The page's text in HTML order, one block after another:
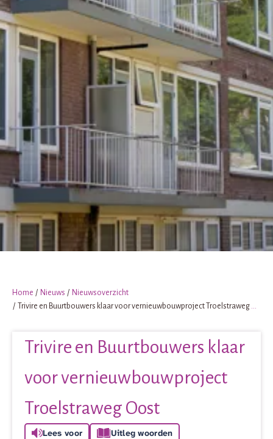
Home Nieuws
Nieuwsoverzicht
Trivire en Buurtbouwers klaar voor vernieuwbouwproject Troelstraweg Oost
Trivire en Buurtbouwers klaar
voor vernieuwbouwproject
Troelstraweg Oost
Lees voor
Uitleg woorden